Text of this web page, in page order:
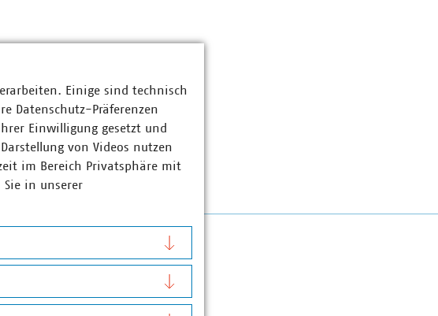
Einige sind technisch
Datenschutz-Präferenzen
Einwilligung gesetzt und
von Videos nutzen
im Bereich Privatsphäre mit
in unserer